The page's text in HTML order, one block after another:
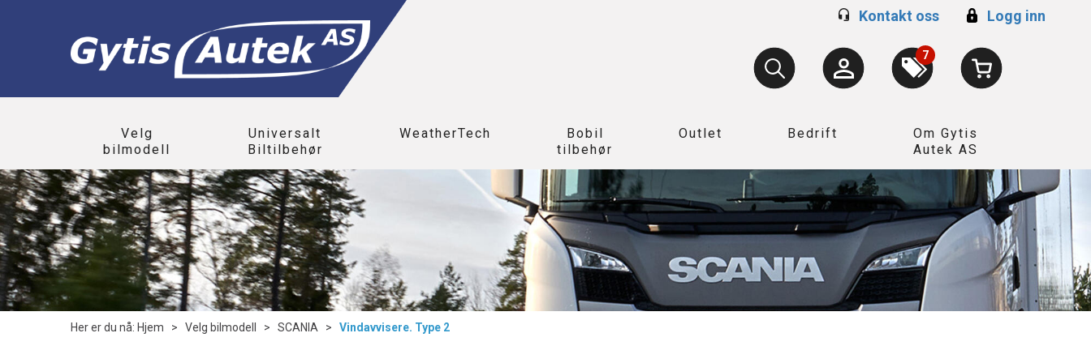
Kontakt oss Logg inn
7
Velg
bilmodell
Universalt
Biltilbehør
WeatherTech
Bobil
tilbehør
Outlet Bedrift
Om Gytis
Autek AS
Her er du nå: Hjem > Velg bilmodell > SCANIA > Vindavvisere. Type 2